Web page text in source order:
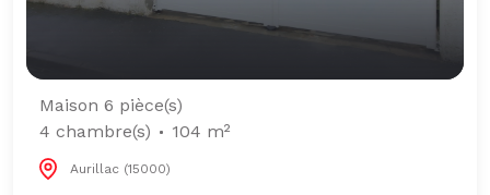
Maison 6 pièce(s)
4 chambre(s)
104 m²
Aurillac (15000)